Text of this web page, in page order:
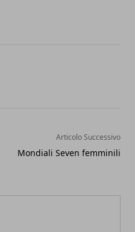
Articolo Successivo
Mondiali Seven femminili